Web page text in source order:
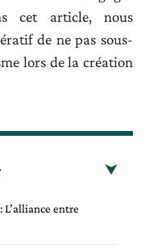
cet article, nous
de ne pas sous-
lors de la création
entre